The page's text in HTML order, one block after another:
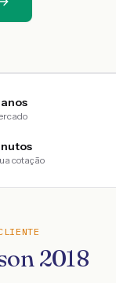
cotação
2018